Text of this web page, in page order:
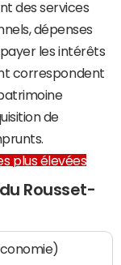
des services
dépenses
les intérêts
correspondent
de
plus élevées
Rousset-